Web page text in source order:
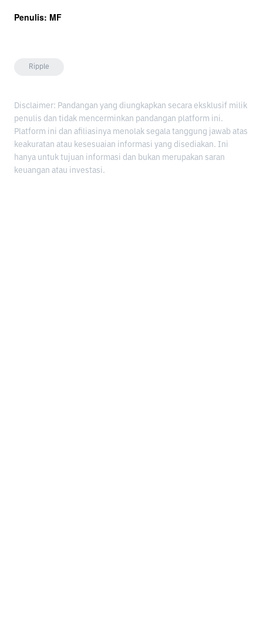
Penulis: MF
Ripple
Disclaimer: Pandangan yang diungkapkan secara eksklusif milik
penulis dan tidak mencerminkan pandangan platform ini.
Platform ini dan afiliasinya menolak segala tanggung jawab atas
keakuratan atau kesesuaian informasi yang disediakan. Ini
hanya untuk tujuan informasi dan bukan merupakan saran
keuangan atau investasi.